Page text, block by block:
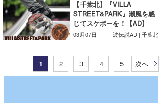
【千葉北】『VILLA
STREET&PARK』潮風を感
じてスケボーを！【AD】
03月07日 波伝説AD | 千葉北
1 2 3 4 5 次へ